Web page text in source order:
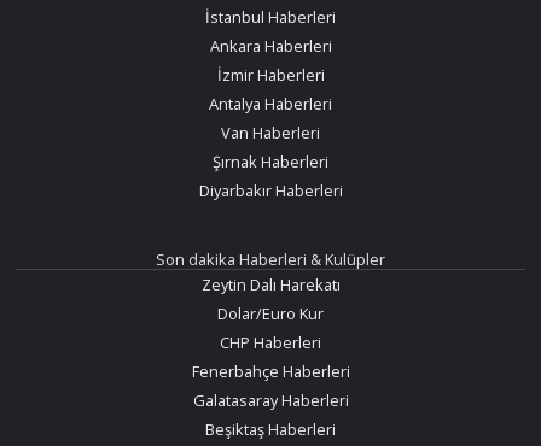
İstanbul Haberleri
Ankara Haberleri
İzmir Haberleri
Antalya Haberleri
Van Haberleri
Şırnak Haberleri
Diyarbakır Haberleri
Son dakika Haberleri & Kulüpler
Zeytin Dalı Harekatı
Dolar/Euro Kur
CHP Haberleri
Fenerbahçe Haberleri
Galatasaray Haberleri
Beşiktaş Haberleri